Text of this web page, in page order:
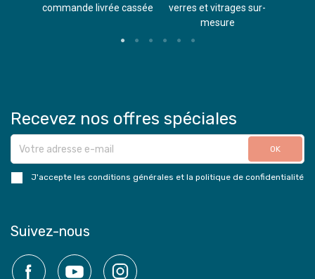
commande livrée cassée​
verres et vitrages sur-
mesure
Recevez nos offres spéciales
J'accepte les conditions générales et la politique de confidentialité
Suivez-nous
Facebook YouTube